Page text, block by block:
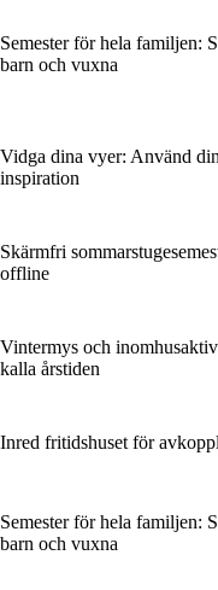
Semester för hela familjen:
barn och vuxna
Vidga dina vyer: Använd
inspiration
Skärmfri
offline
Vintermys och
kalla årstiden
Inred fritidshuset för
Semester för hela familjen:
barn och vuxna